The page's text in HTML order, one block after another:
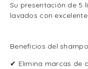
Su presentación de 5
lavados con
Beneficios del
✔ Elimina marcas de